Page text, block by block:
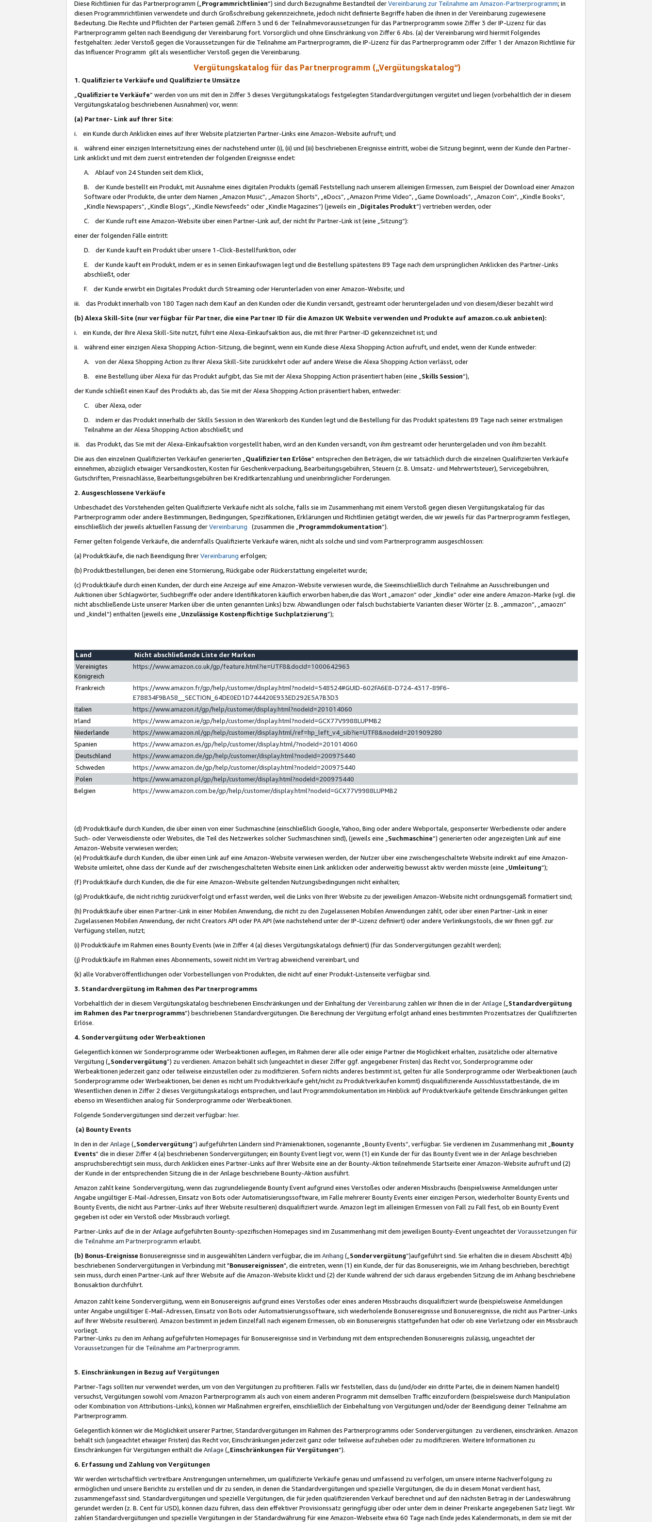
Diese Richtlinien für das Partnerprogramm („Programmrichtlinien“) sind durch Bezugnahme Bestandteil derVereinbarung zur Teilnahme am Amazon-Partnerprogramm; in
diesen Programmrichtlinien verwendete und durch Großschreibung gekennzeichnete, jedoch nicht definierte Begriffe haben die ihnen in der Vereinbarung zugewiesene
Bedeutung. Die Rechte und Pflichten der Parteien gemäß Ziffern 3 und 6 der Teilnahmevoraussetzungen für das Partnerprogramm sowie Ziffer 3 der IP-Lizenz für das
Partnerprogramm gelten nach Beendigung der Vereinbarung fort. Vorsorglich und ohne Einschränkung von Ziffer 6 Abs. (a) der Vereinbarung wird hiermit Folgendes
festgehalten: Jeder Verstoß gegen die Voraussetzungen für die Teilnahme am Partnerprogramm, die IP-Lizenz für das Partnerprogramm oder Ziffer 1 der Amazon Richtlinie für
das Influencer Programm gilt als wesentlicher Verstoß gegen die Vereinbarung.
Vergütungskatalog für das Partnerprogramm („Vergütungskatalog“)
1. Qualifizierte Verkäufe und Qualifizierte Umsätze
Qualifizierte Verkäufe“ werden von uns mit den in Ziffer 3 dieses Vergütungskatalogs festgelegten Standardvergütungen vergütet und liegen (vorbehaltlich der in diesem
Vergütungskatalog beschriebenen Ausnahmen) vor, wenn:
(a) Partner- Link auf Ihrer Site:
i. ein Kunde durch Anklicken eines auf Ihrer Website platzierten Partner-Links eine Amazon-Website aufruft; und
ii. während einer einzigen Internetsitzung eines der nachstehend unter (i), (ii) und (iii) beschriebenen Ereignisse eintritt, wobei die Sitzung beginnt, wenn der Kunde den Partner-
Link anklickt und mit dem zuerst eintretenden der folgenden Ereignisse endet:
A. Ablauf von 24 Stunden seit dem Klick,
B. der Kunde bestellt ein Produkt, mit Ausnahme eines digitalen Produkts (gemäß Feststellung nach unserem alleinigen Ermessen, zum Beispiel der Download einer Amazon
Software oder Produkte, die unter dem Namen „Amazon Music“, „Amazon Shorts“, „eDocs“, „Amazon Prime Video“, „Game Downloads“, „Amazon Coin“, „Kindle Books“,
„Kindle Newspapers“, „Kindle Blogs“, „Kindle Newsfeeds“ oder „Kindle Magazines“) (jeweils ein „ Digitales Produkt“) vertrieben werden, oder
C. der Kunde ruft eine Amazon-Website über einen Partner-Link auf, der nicht Ihr Partner-Link ist (eine „Sitzung“):
einer der folgenden Fälle eintritt:
D. der Kunde kauft ein Produkt über unsere 1-Click-Bestellfunktion, oder
E. der Kunde kauft ein Produkt, indem er es in seinen Einkaufswagen legt und die Bestellung spätestens 89 Tage nach dem ursprünglichen Anklicken des Partner-Links
abschließt, oder
F. der Kunde erwirbt ein Digitales Produkt durch Streaming oder Herunterladen von einer Amazon-Website; und
iii. das Produkt innerhalb von 180 Tagen nach dem Kauf an den Kunden oder die Kundin versandt, gestreamt oder heruntergeladen und von diesem/dieser bezahlt wird
(b) Alexa Skill-Site (nur verfügbar für Partner, die eine Partner ID für die Amazon UK Website verwenden und Produkte auf amazon.co.uk anbieten):
i. ein Kunde, der Ihre Alexa Skill-Site nutzt, führt eine Alexa-Einkaufsaktion aus, die mit Ihrer Partner-ID gekennzeichnet ist; und
ii. während einer einzigen Alexa Shopping Action-Sitzung, die beginnt, wenn ein Kunde diese Alexa Shopping Action aufruft, und endet, wenn der Kunde entweder:
A. von der Alexa Shopping Action zu Ihrer Alexa Skill-Site zurückkehrt oder auf andere Weise die Alexa Shopping Action verlässt, oder
B. eine Bestellung über Alexa für das Produkt aufgibt, das Sie mit der Alexa Shopping Action präsentiert haben (eine „ Skills Session“),
der Kunde schließt einen Kauf des Produkts ab, das Sie mit der Alexa Shopping Action präsentiert haben, entweder:
C. über Alexa, oder
D. indem er das Produkt innerhalb der Skills Session in den Warenkorb des Kunden legt und die Bestellung für das Produkt spätestens 89 Tage nach seiner erstmaligen
Teilnahme an der Alexa Shopping Action abschließt; und
iii. das Produkt, das Sie mit der Alexa-Einkaufsaktion vorgestellt haben, wird an den Kunden versandt, von ihm gestreamt oder heruntergeladen und von ihm bezahlt.
Die aus den einzelnen Qualifizierten Verkäufen generierten „ Qualifizierten Erlöse“ entsprechen den Beträgen, die wir tatsächlich durch die einzelnen Qualifizierten Verkäufe
einnehmen, abzüglich etwaiger Versandkosten, Kosten für Geschenkverpackung, Bearbeitungsgebühren, Steuern (z. B. Umsatz- und Mehrwertsteuer), Servicegebühren,
Gutschriften, Preisnachlässe, Bearbeitungsgebühren bei Kreditkartenzahlung und uneinbringlicher Forderungen.
2. Ausgeschlossene Verkäufe
Unbeschadet des Vorstehenden gelten Qualifizierte Verkäufe nicht als solche, falls sie im Zusammenhang mit einem Verstoß gegen diesen Vergütungskatalog für das
Partnerprogramm oder andere Bestimmungen, Bedingungen, Spezifikationen, Erklärungen und Richtlinien getätigt werden, die wir jeweils für das Partnerprogramm festlegen,
einschließlich der jeweils aktuellen Fassung derVereinbarung (zusammen die „ Programmdokumentation“).
Ferner gelten folgende Verkäufe, die andernfalls Qualifizierte Verkäufe wären, nicht als solche und sind vom Partnerprogramm ausgeschlossen:
(a) Produktkäufe, die nach Beendigung IhrerVereinbarung erfolgen;
(b) Produktbestellungen, bei denen eine Stornierung, Rückgabe oder Rückerstattung eingeleitet wurde;
(c) Produktkäufe durch einen Kunden, der durch eine Anzeige auf eine Amazon-Website verwiesen wurde, die Sieeinschließlich durch Teilnahme an Ausschreibungen und
Auktionen über Schlagwörter, Suchbegriffe oder andere Identifikatoren käuflich erworben haben,die das Wort „amazon“ oder „kindle“ oder eine andere Amazon-Marke (vgl. die
nicht abschließende Liste unserer Marken über die unten genannten Links) bzw. Abwandlungen oder falsch buchstabierte Varianten dieser Wörter (z. B. „ammazon“, „amaozn“
und „kindel“) enthalten (jeweils eine „ Unzulässige Kostenpflichtige Suchplatzierung”);
Land
Nicht abschließende Liste der Marken
Vereinigtes
Königreich
https://www.amazon.co.uk/gp/feature.html?ie=UTF8&docId=1000642963
Frankreich
https://www.amazon.fr/gp/help/customer/display.html?nodeId=548524#GUID-602FA6E8-D724-4317-89F6-
E78834F9BA58__SECTION_64DE0ED1D744420E933ED292E5A7B3D3
Italien
https://www.amazon.it/gp/help/customer/display.html?nodeId=201014060
Irland
https://www.amazon.ie/gp/help/customer/display.html?nodeId=GCX77V9988LUPMB2
Niederlande
https://www.amazon.nl/gp/help/customer/display.html/ref=hp_left_v4_sib?ie=UTF8&nodeId=201909280
Spanien
https://www.amazon.es/gp/help/customer/display.html/?nodeId=201014060
Deutschland
https://www.amazon.de/gp/help/customer/display.html?nodeId=200975440
Schweden
https://www.amazon.de/gp/help/customer/display.html?nodeId=200975440
Polen
https://www.amazon.pl/gp/help/customer/display.html?nodeId=200975440
Belgien
https://www.amazon.com.be/gp/help/customer/display.html?nodeId=GCX77V9988LUPMB2
(d) Produktkäufe durch Kunden, die über einen von einer Suchmaschine (einschließlich Google, Yahoo, Bing oder andere Webportale, gesponserter Werbedienste oder andere
Such- oder Verweisdienste oder Websites, die Teil des Netzwerkes solcher Suchmaschinen sind), (jeweils eine „ Suchmaschine“) generierten oder angezeigten Link auf eine
Amazon-Website verwiesen werden;
(e) Produktkäufe durch Kunden, die über einen Link auf eine Amazon-Website verwiesen werden, der Nutzer über eine zwischengeschaltete Website indirekt auf eine Amazon-
Website umleitet, ohne dass der Kunde auf der zwischengeschalteten Website einen Link anklicken oder anderweitig bewusst aktiv werden müsste (eine „ Umleitung“);
(f) Produktkäufe durch Kunden, die die für eine Amazon-Website geltenden Nutzungsbedingungen nicht einhalten;
(g) Produktkäufe, die nicht richtig zurückverfolgt und erfasst werden, weil die Links von Ihrer Website zu der jeweiligen Amazon-Website nicht ordnungsgemäß formatiert sind;
(h) Produktkäufe über einen Partner-Link in einer Mobilen Anwendung, die nicht zu den Zugelassenen Mobilen Anwendungen zählt, oder über einen Partner-Link in einer
Zugelassenen Mobilen Anwendung, der nicht Creators API oder PA API (wie nachstehend unter der IP-Lizenz definiert) oder andere Verlinkungstools, die wir Ihnen ggf. zur
Verfügung stellen, nutzt;
(i) Produktkäufe im Rahmen eines Bounty Events (wie in Ziffer 4 (a) dieses Vergütungskatalogs definiert) (für das Sondervergütungen gezahlt werden);
(j) Produktkäufe im Rahmen eines Abonnements, soweit nicht im Vertrag abweichend vereinbart, und
(k) alle Vorabveröffentlichungen oder Vorbestellungen von Produkten, die nicht auf einer Produkt-Listenseite verfügbar sind.
3. Standardvergütung im Rahmen des Partnerprogramms
Vorbehaltlich der in diesem Vergütungskatalog beschriebenen Einschränkungen und der Einhaltung derVereinbarung zahlen wir Ihnen die in derAnlage („ Standardvergütung
im Rahmen des Partnerprogramms“) beschriebenen Standardvergütungen. Die Berechnung der Vergütung erfolgt anhand eines bestimmten Prozentsatzes der Qualifizierten
Erlöse.
4. Sondervergütung oder Werbeaktionen
Gelegentlich können wir Sonderprogramme oder Werbeaktionen auflegen, im Rahmen derer alle oder einige Partner die Möglichkeit erhalten, zusätzliche oder alternative
Vergütung („ Sondervergütung”) zu verdienen. Amazon behält sich (ungeachtet in dieser Ziffer ggf. angegebener Fristen) das Recht vor, Sonderprogramme oder
Werbeaktionen jederzeit ganz oder teilweise einzustellen oder zu modifizieren. Sofern nichts anderes bestimmt ist, gelten für alle Sonderprogramme oder Werbeaktionen (auch
Sonderprogramme oder Werbeaktionen, bei denen es nicht um Produktverkäufe geht/nicht zu Produktverkäufen kommt) disqualifizierende Ausschlusstatbestände, die im
Wesentlichen denen in Ziffer 2 dieses Vergütungskatalogs entsprechen, und laut Programmdokumentation im Hinblick auf Produktverkäufe geltende Einschränkungen gelten
ebenso im Wesentlichen analog für Sonderprogramme oder Werbeaktionen.
Folgende Sondervergütungen sind derzeit verfügbar: hier.
(a) Bounty Events
In den in derAnlage („ Sondervergütung“) aufgeführten Ländern sind Prämienaktionen, sogenannte „Bounty Events“, verfügbar. Sie verdienen im Zusammenhang mit „ Bounty
Events“ die in dieser Ziffer 4 (a) beschriebenen Sondervergütungen; ein Bounty Event liegt vor, wenn (1) ein Kunde der für das Bounty Event wie in der Anlage beschrieben
anspruchsberechtigt sein muss, durch Anklicken eines Partner-Links auf Ihrer Website eine an der Bounty-Aktion teilnehmende Startseite einer Amazon-Website aufruft und (2)
der Kunde in der entsprechenden Sitzung die in der Anlage beschriebene Bounty-Aktion ausführt.
Amazon zahlt keine Sondervergütung, wenn das zugrundeliegende Bounty Event aufgrund eines Verstoßes oder anderen Missbrauchs (beispielsweise Anmeldungen unter
Angabe ungültiger E-Mail-Adressen, Einsatz von Bots oder Automatisierungssoftware, im Falle mehrerer Bounty Events einer einzigen Person, wiederholter Bounty Events und
Bounty Events, die nicht aus Partner-Links auf Ihrer Website resultieren) disqualifiziert wurde. Amazon legt im alleinigen Ermessen von Fall zu Fall fest, ob ein Bounty Event
gegeben ist oder ein Verstoß oder Missbrauch vorliegt.
Partner-Links auf die in der Anlage aufgeführten Bounty-spezifischen Homepages sind im Zusammenhang mit dem jeweiligen Bounty-Event ungeachtet derVoraussetzungen für
die Teilnahme am Partnerprogramm erlaubt.
(b) Bonus-Ereignisse Bonusereignisse sind in ausgewählten Ländern verfügbar, die im Anhang („ Sondervergütung“)aufgeführt sind. Sie erhalten die in diesem Abschnitt 4(b)
beschriebenen Sondervergütungen in Verbindung mit "Bonusereignissen", die eintreten, wenn (1) ein Kunde, der für das Bonusereignis, wie im Anhang beschrieben, berechtigt
sein muss, durch einen Partner-Link auf Ihrer Website auf die Amazon-Website klickt und (2) der Kunde während der sich daraus ergebenden Sitzung die im Anhang beschriebene
Bonusaktion durchführt.
Amazon zahlt keine Sondervergütung, wenn ein Bonusereignis aufgrund eines Verstoßes oder eines anderen Missbrauchs disqualifiziert wurde (beispielsweise Anmeldungen
unter Angabe ungültiger E-Mail-Adressen, Einsatz von Bots oder Automatisierungssoftware, sich wiederholende Bonusereignisse und Bonusereignisse, die nicht aus Partner-Links
auf Ihrer Website resultieren). Amazon bestimmt in jedem Einzelfall nach eigenem Ermessen, ob ein Bonusereignis stattgefunden hat oder ob eine Verletzung oder ein Missbrauch
vorliegt.
Partner-Links zu den im Anhang aufgeführten Homepages für Bonusereignisse sind in Verbindung mit dem entsprechenden Bonusereignis zulässig, ungeachtet der
Voraussetzungen für die Teilnahme am Partnerprogramm.
5. Einschränkungen in Bezug auf Vergütungen
Partner-Tags sollten nur verwendet werden, um von den Vergütungen zu profitieren. Falls wir feststellen, dass du (und/oder ein dritte Partei, die in deinem Namen handelt)
versuchst, Vergütungen sowohl vom Amazon Partnerprogramm als auch von einem anderen Programm mit demselben Traffic einzufordern (beispielsweise durch Manipulation
oder Kombination von Attributions-Links), können wir Maßnahmen ergreifen, einschließlich der Einbehaltung von Vergütungen und/oder der Beendigung deiner Teilnahme am
Partnerprogramm.
Gelegentlich können wir die Möglichkeit unserer Partner, Standardvergütungen im Rahmen des Partnerprogramms oder Sondervergütungen zu verdienen, einschränken. Amazon
behält sich (ungeachtet etwaiger Fristen) das Recht vor, Einschränkungen jederzeit ganz oder teilweise aufzuheben oder zu modifizieren. Weitere Informationen zu
Einschränkungen für Vergütungen enthält die Anlage („ Einschränkungen für Vergütungen“).
6. Erfassung und Zahlung von Vergütungen
Wir werden wirtschaftlich vertretbare Anstrengungen unternehmen, um qualifizierte Verkäufe genau und umfassend zu verfolgen, um unsere interne Nachverfolgung zu
ermöglichen und unsere Berichte zu erstellen und dir zu senden, in denen die Standardvergütungen und spezielle Vergütungen, die du in diesem Monat verdient hast,
zusammengefasst sind. Standardvergütungen und spezielle Vergütungen, die für jeden qualifizierenden Verkauf berechnet und auf den nächsten Betrag in der Landeswährung
gerundet werden (z. B. Cent für USD), können dazu führen, dass dein effektiver Provisionssatz geringfügig über oder unter dem in deiner Preiskarte angegebenen Satz liegt. Wir
zahlen Standardvergütungen und spezielle Vergütungen in der Standardwährung für eine Amazon-Webseite etwa 60 Tage nach Ende jedes Kalendermonats, in dem sie mit der